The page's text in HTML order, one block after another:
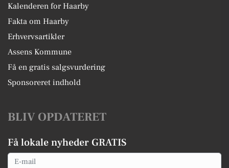
Kalenderen for Haarby
Fakta om Haarby
Erhvervsartikler
Assens Kommune
Få en gratis salgsvurdering
Sponsoreret indhold
BLIV OPDATERET
Få lokale nyheder GRATIS
Email